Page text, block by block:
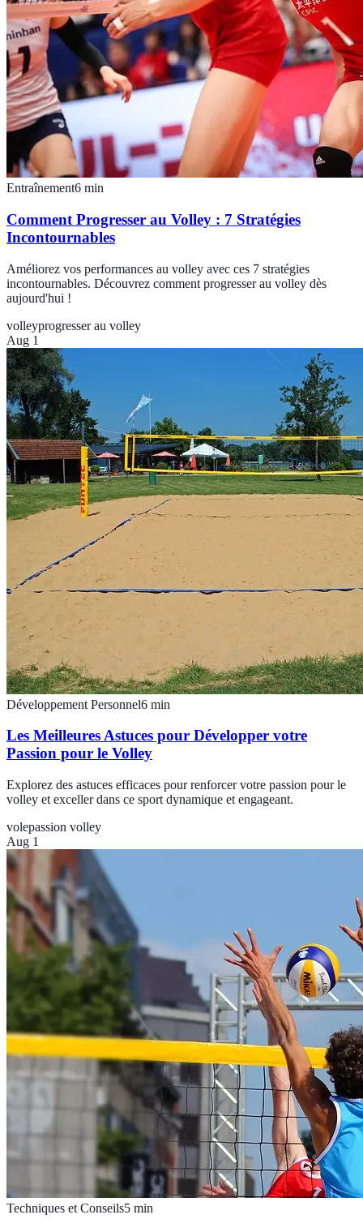
Entraînement6 min
Comment Progresser au Volley : 7 Stratégies
Incontournables
Améliorez vos performances au volley avec ces 7 stratégies
incontournables. Découvrez comment progresser au volley dès
aujourd'hui !
volleyprogresser au volley
Aug 1
Développement Personnel6 min
Les Meilleures Astuces pour Développer votre
Passion pour le Volley
Explorez des astuces efficaces pour renforcer votre passion pour le
volley et exceller dans ce sport dynamique et engageant.
volepassion volley
Aug 1
Techniques et Conseils5 min